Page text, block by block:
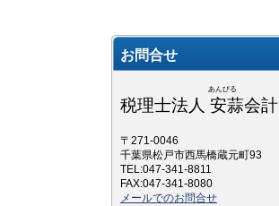
お問合せ
あんびる
税理士法人 安蒜会計
〒271-0046
千葉県松戸市西馬橋蔵元町93
TEL:047-341-8811
FAX:047-341-8080
メールでのお問合せ